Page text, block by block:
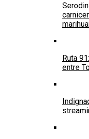
Ruta
entre